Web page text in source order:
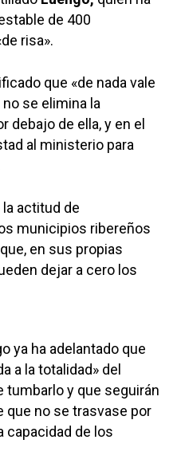
de 400
risa».
que «de nada vale
se elimina la
debajo de ella, y en el
al ministerio para
actitud de
municipios ribereños
en sus propias
dejar a cero los
ya ha adelantado que
a la totalidad» del
tumbarlo y que seguirán
que no se trasvase por
capacidad de los